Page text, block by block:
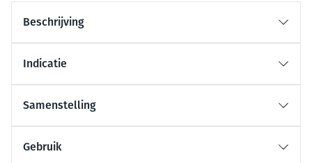
Beschrijving
Indicatie
Samenstelling
Gebruik